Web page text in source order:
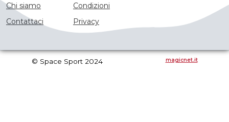
Chi siamo
Contattaci
Condizioni
Privacy
© Space Sport 2024 magicnet.it